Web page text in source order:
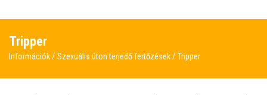
Tripper
Információk Szexuális úton terjedő fertőzések Tripper